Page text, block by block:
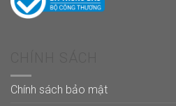
Chính sách bảo mật